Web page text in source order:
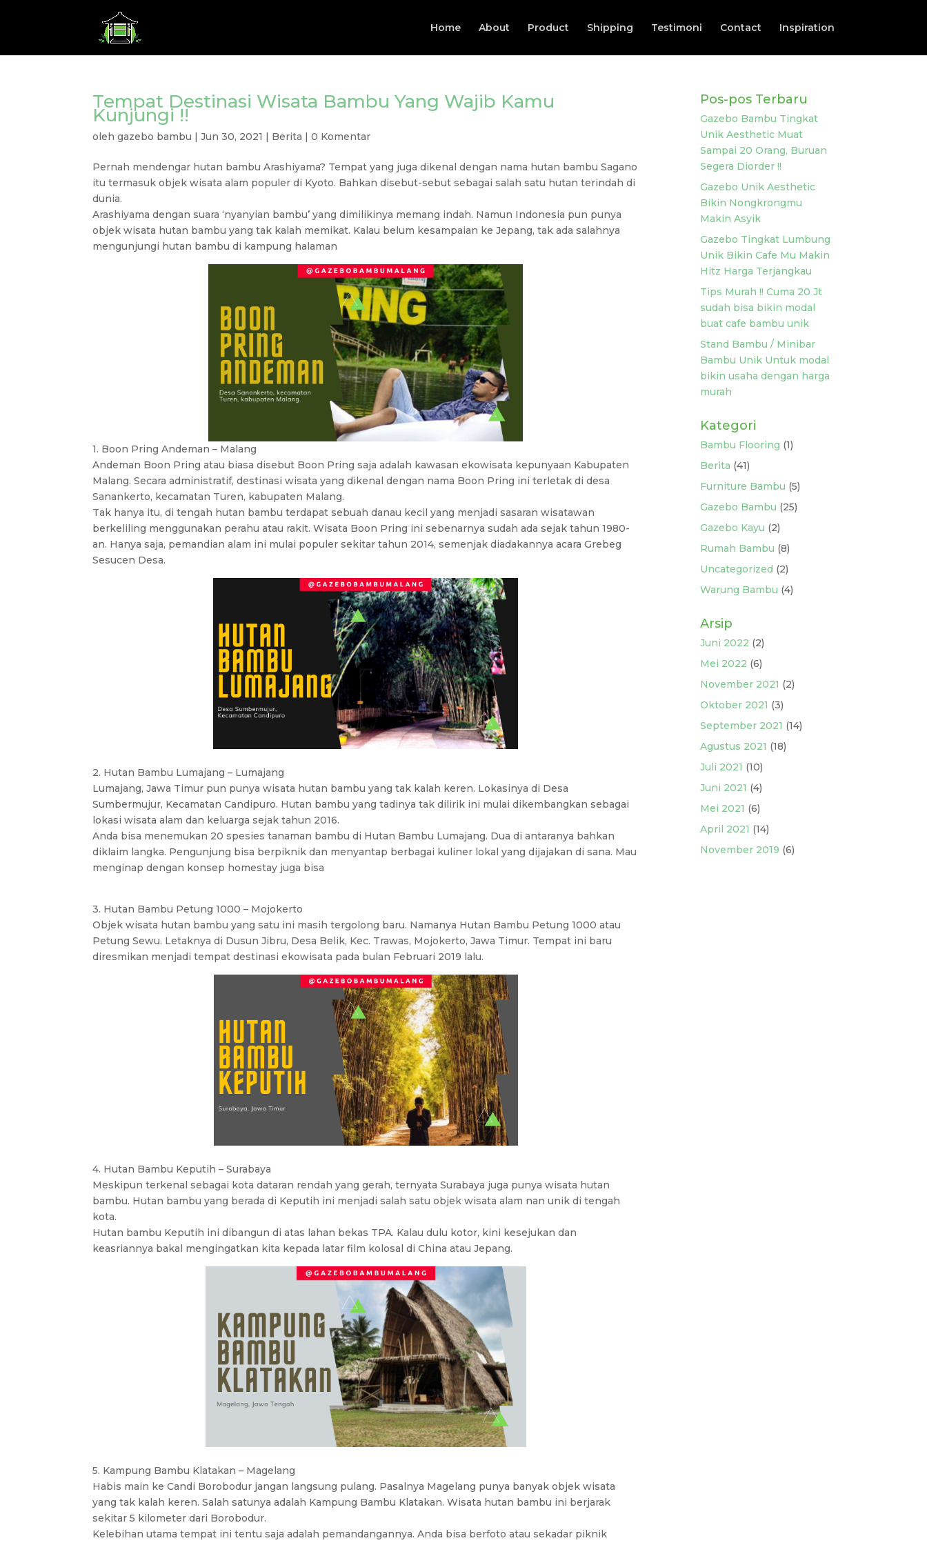
Home About Product Shipping Testimoni Contact Inspiration
Tempat Destinasi Wisata Bambu Yang Wajib Kamu
Kunjungi !!
olehgazebo bambu |Jun 30, 2021 | Berita |0 Komentar
Pernah mendengar hutan bambu Arashiyama? Tempat yang juga dikenal dengan nama hutan bambu Sagano
itu termasuk objek wisata alam populer di Kyoto. Bahkan disebut-sebut sebagai salah satu hutan terindah di
dunia.
Arashiyama dengan suara ‘nyanyian bambu’ yang dimilikinya memang indah. Namun Indonesia pun punya
objek wisata hutan bambu yang tak kalah memikat. Kalau belum kesampaian ke Jepang, tak ada salahnya
mengunjungi hutan bambu di kampung halaman
1. Boon Pring Andeman – Malang
Andeman Boon Pring atau biasa disebut Boon Pring saja adalah kawasan ekowisata kepunyaan Kabupaten
Malang. Secara administratif, destinasi wisata yang dikenal dengan nama Boon Pring ini terletak di desa
Sanankerto, kecamatan Turen, kabupaten Malang.
Tak hanya itu, di tengah hutan bambu terdapat sebuah danau kecil yang menjadi sasaran wisatawan
berkeliling menggunakan perahu atau rakit. Wisata Boon Pring ini sebenarnya sudah ada sejak tahun 1980-
an. Hanya saja, pemandian alam ini mulai populer sekitar tahun 2014, semenjak diadakannya acara Grebeg
Sesucen Desa.
2. Hutan Bambu Lumajang – Lumajang
Lumajang, Jawa Timur pun punya wisata hutan bambu yang tak kalah keren. Lokasinya di Desa
Sumbermujur, Kecamatan Candipuro. Hutan bambu yang tadinya tak dilirik ini mulai dikembangkan sebagai
lokasi wisata alam dan keluarga sejak tahun 2016.
Anda bisa menemukan 20 spesies tanaman bambu di Hutan Bambu Lumajang. Dua di antaranya bahkan
diklaim langka. Pengunjung bisa berpiknik dan menyantap berbagai kuliner lokal yang dijajakan di sana. Mau
menginap dengan konsep homestay juga bisa
3. Hutan Bambu Petung 1000 – Mojokerto
Objek wisata hutan bambu yang satu ini masih tergolong baru. Namanya Hutan Bambu Petung 1000 atau
Petung Sewu. Letaknya di Dusun Jibru, Desa Belik, Kec. Trawas, Mojokerto, Jawa Timur. Tempat ini baru
diresmikan menjadi tempat destinasi ekowisata pada bulan Februari 2019 lalu.
4. Hutan Bambu Keputih – Surabaya
Meskipun terkenal sebagai kota dataran rendah yang gerah, ternyata Surabaya juga punya wisata hutan
bambu. Hutan bambu yang berada di Keputih ini menjadi salah satu objek wisata alam nan unik di tengah
kota.
Hutan bambu Keputih ini dibangun di atas lahan bekas TPA. Kalau dulu kotor, kini kesejukan dan
keasriannya bakal mengingatkan kita kepada latar film kolosal di China atau Jepang.
5. Kampung Bambu Klatakan – Magelang
Habis main ke Candi Borobodur jangan langsung pulang. Pasalnya Magelang punya banyak objek wisata
yang tak kalah keren. Salah satunya adalah Kampung Bambu Klatakan. Wisata hutan bambu ini berjarak
sekitar 5 kilometer dari Borobodur.
Kelebihan utama tempat ini tentu saja adalah pemandangannya. Anda bisa berfoto atau sekadar piknik
Pos-pos Terbaru
Gazebo Bambu Tingkat
Unik Aesthetic Muat
Sampai 20 Orang, Buruan
Segera Diorder !!
Gazebo Unik Aesthetic
Bikin Nongkrongmu
Makin Asyik
Gazebo Tingkat Lumbung
Unik Bikin Cafe Mu Makin
Hitz Harga Terjangkau
Tips Murah !! Cuma 20 Jt
sudah bisa bikin modal
buat cafe bambu unik
Stand Bambu / Minibar
Bambu Unik Untuk modal
bikin usaha dengan harga
murah
Kategori
Bambu Flooring (1)
Berita (41)
Furniture Bambu (5)
Gazebo Bambu (25)
Gazebo Kayu (2)
Rumah Bambu (8)
Uncategorized (2)
Warung Bambu (4)
Arsip
Juni 2022 (2)
Mei 2022 (6)
November 2021 (2)
Oktober 2021 (3)
September 2021 (14)
Agustus 2021 (18)
Juli 2021 (10)
Juni 2021 (4)
Mei 2021 (6)
April 2021 (14)
November 2019 (6)